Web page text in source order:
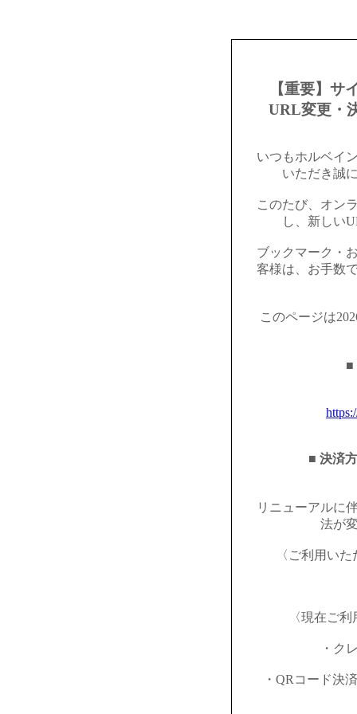
【重要】サ
URL変更・
いつもホルベイ
いただき誠
このたび、オン
し、新しい
ブックマーク・
客様は、お手数
このページは
■
■ 決済
リニューアルに
法が
〈ご利用い
〈現在ご
・ク
・QRコード決